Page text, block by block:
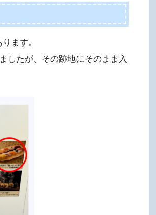
ます。
したが、その跡地にそのまま入